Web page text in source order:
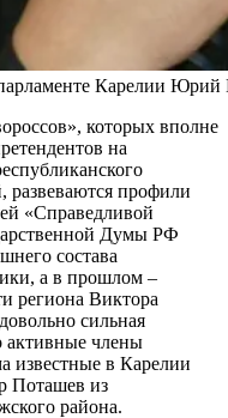
парламенте Карелии
которых вполне
на
развеваются профили
«Справедливой
Думы РФ
состава
а в прошлом –
региона Виктора
сильная
активные члены
известные в Карелии
Поташев из
района.